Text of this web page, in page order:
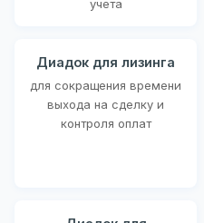
учета
Диадок для лизинга
для сокращения времени
выхода на сделку и
контроля оплат